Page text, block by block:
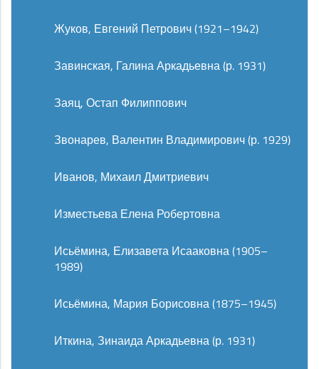
Жуков, Евгений Петрович (1921–1942)
Завинская, Галина Аркадьевна (р. 1931)
Заяц, Остап Филиппович
Звонарев, Валентин Владимирович (р. 1929)
Иванов, Михаил Дмитриевич
Изместьева Елена Робертовна
Исьёмина, Елизавета Исааковна (1905–
1989)
Исьёмина, Мария Борисовна (1875–1945)
Иткина, Зинаида Аркадьевна (р. 1931)